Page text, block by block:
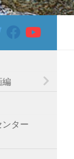
編
ター